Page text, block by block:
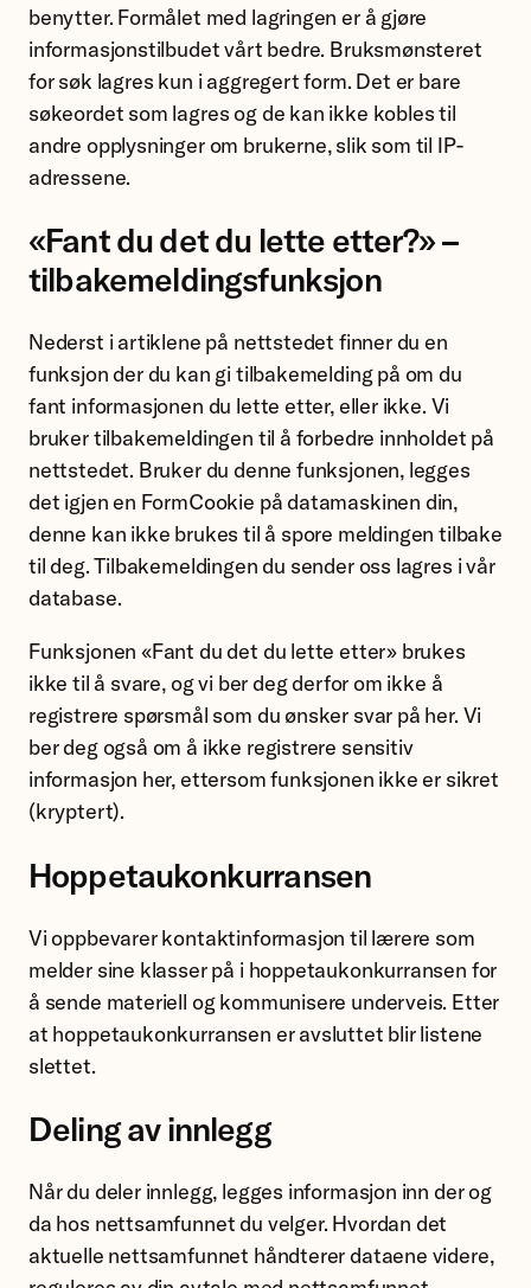
benytter. Formålet med lagringen er å gjøre
informasjonstilbudet vårt bedre. Bruksmønsteret
for søk lagres kun i aggregert form. Det er bare
søkeordet som lagres og de kan ikke kobles til
andre opplysninger om brukerne, slik som til IP-
adressene.
«Fant du det du lette etter?» –
tilbakemeldingsfunksjon
Nederst i artiklene på nettstedet finner du en
funksjon der du kan gi tilbakemelding på om du
fant informasjonen du lette etter, eller ikke. Vi
bruker tilbakemeldingen til å forbedre innholdet på
nettstedet. Bruker du denne funksjonen, legges
det igjen en FormCookie på datamaskinen din,
denne kan ikke brukes til å spore meldingen tilbake
til deg. Tilbakemeldingen du sender oss lagres i vår
database.
Funksjonen «Fant du det du lette etter» brukes
ikke til å svare, og vi ber deg derfor om ikke å
registrere spørsmål som du ønsker svar på her. Vi
ber deg også om å ikke registrere sensitiv
informasjon her, ettersom funksjonen ikke er sikret
(kryptert).
Hoppetaukonkurransen
Vi oppbevarer kontaktinformasjon til lærere som
melder sine klasser på i hoppetaukonkurransen for
å sende materiell og kommunisere underveis. Etter
at hoppetaukonkurransen er avsluttet blir listene
slettet.
Deling av innlegg
Når du deler innlegg, legges informasjon inn der og
da hos nettsamfunnet du velger. Hvordan det
aktuelle nettsamfunnet håndterer dataene videre,